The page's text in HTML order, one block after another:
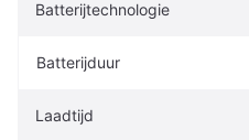
Batterijtechnologie
Batterijduur
Laadtijd